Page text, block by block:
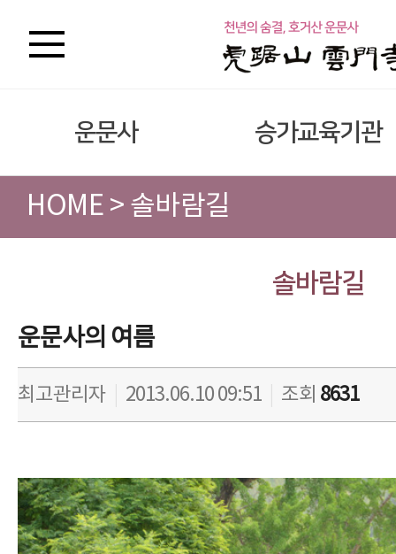
운문사 승가교육기관
HOME > 솔바람길
솔바람길
운문사의 여름
최고관리자 2013.06.10 09:51 조회 8631